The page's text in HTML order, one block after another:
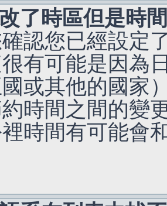
了時區但是時
認您已經設定
有可能是因為
或其他的國家
約時間之間的變
時間有可能會